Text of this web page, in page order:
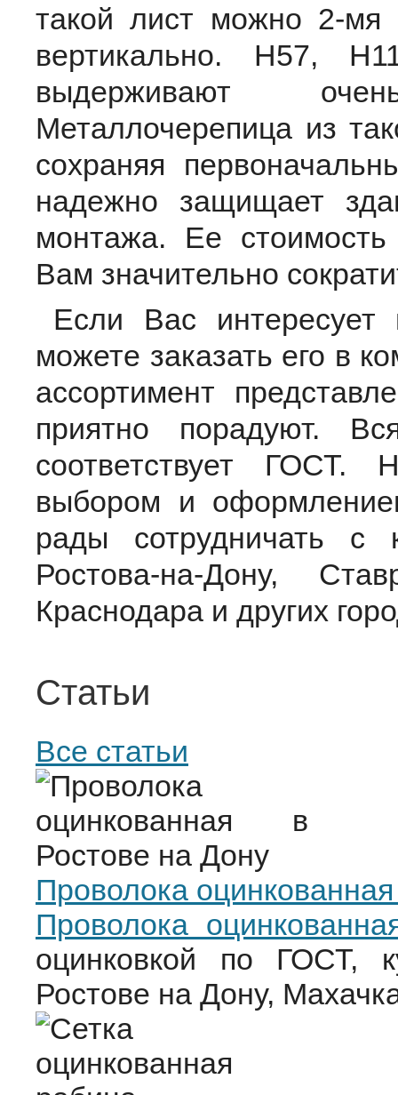
такой лист можно 2-мя
вертикально. Н57,
выдерживают
Металлочерепица из
сохраняя
надежно защищает
монтажа. Ее
Вам значительно
Если Вас интересует
можете заказать его в
ассортимент
приятно порадуют.
соответствует ГОСТ.
выбором и
рады сотрудничать с
Ростова-на-Дону,
Краснодара и других
Статьи
Все статьи
Проволока
Проволока
оцинковкой по ГОСТ,
Ростове на Дону,